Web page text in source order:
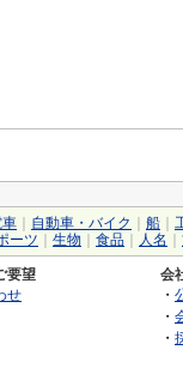
車 自動車・バイク 船
ーツ 生物 食品 人名
要望
せ
会
・
・
・